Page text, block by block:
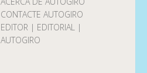
CONTACTE AUTOGIRO
EDITOR | EDITORIAL |
AUTOGIRO